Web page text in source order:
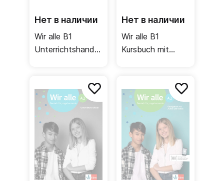
Нет в наличии
Wir alle B1
Unterrichtshandbuch
Нет в наличии
Wir alle B1
Kursbuch mit
+ аудио +видео